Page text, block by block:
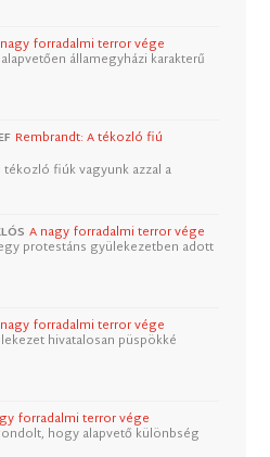
forradalmi terror vége
államegyházi karakterű
Rembrandt: A tékozló fiú
tékozló fiúk vagyunk azzal a
A nagy forradalmi terror vége
protestáns gyülekezetben adott
forradalmi terror vége
hivatalosan püspökké
forradalmi terror vége
hogy alapvető különbség